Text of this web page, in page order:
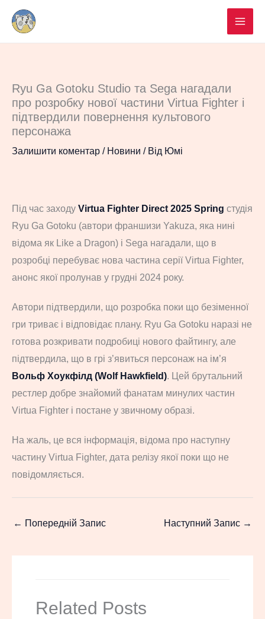
Перейти
вмісту
Ryu Ga Gotoku Studio та Sega нагадали
про розробку нової частини Virtua Fighter і
підтвердили повернення культового
персонажа
Залишити коментар / Новини / Від Юмі
Під час заходу Virtua Fighter Direct 2025 Spring студія
Ryu Ga Gotoku (автори франшизи Yakuza, яка нині
відома як Like a Dragon) і Sega нагадали, що в
розробці перебуває нова частина серії Virtua Fighter,
анонс якої пролунав у грудні 2024 року.
Автори підтвердили, що розробка поки що безіменної
гри триває і відповідає плану. Ryu Ga Gotoku наразі не
готова розкривати подробиці нового файтингу, але
підтвердила, що в грі з’явиться персонаж на ім’я
Вольф Хоукфілд (Wolf Hawkfield). Цей брутальний
рестлер добре знайомий фанатам минулих частин
Virtua Fighter і постане у звичному образі.
На жаль, це вся інформація, відома про наступну
частину Virtua Fighter, дата релізу якої поки що не
повідомляється.
← Попередній Запис Наступний Запис →
Related Posts